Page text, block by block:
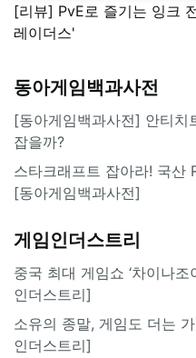
[리뷰] PvE로 즐기는 잉크
레이더스'
동아게임백과사전
[동아게임백과사전] 안티치
잡을까?
스타크래프트 잡아라! 국산
[동아게임백과사전]
게임인더스트리
중국 최대 게임쇼 ‘차이나조
인더스트리]
소유의 종말, 게임도 더는
인더스트리]